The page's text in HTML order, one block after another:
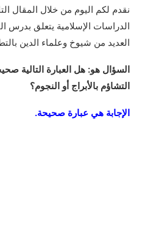
نقدم لكم اليوم من خلال المقال
الدراسات الإسلامية يتعلق
العديد من شيوخ وعلماء الدين
السؤال هو: هل العبارة التالية
التشاؤم بالأبراج أو النجوم؟
الإجابة هي عبارة صحيحة.